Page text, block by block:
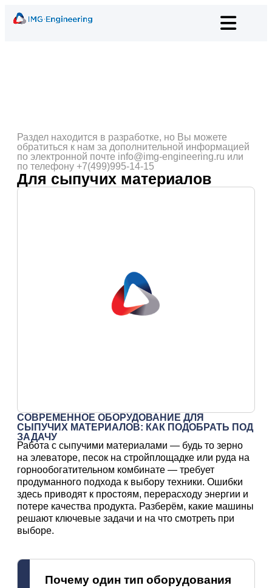
СОВРЕМЕННОЕ ОБОРУДОВАНИЕ ДЛЯ
СЫПУЧИХ МАТЕРИАЛОВ: КАК ПОДОБРАТЬ ПОД
ЗАДАЧУ
Работа с сыпучими материалами — будь то зерно
на элеваторе, песок на стройплощадке или руда на
горнообогатительном комбинате — требует
продуманного подхода к выбору техники. Ошибки
здесь приводят к простоям, перерасходу энергии и
потере качества продукта. Разберём, какие машины
решают ключевые задачи и на что смотреть при
выборе.
Раздел находится в разработке, но Вы можете
обратиться к нам за дополнительной информацией
по электронной почте info@img-engineering.ru или
по телефону +7(499)995-14-15
Для сыпучих материалов
Почему один тип оборудования